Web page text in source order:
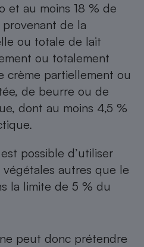
et au moins 18 % de
de la
ou totale de lait
ou totalement
crème partiellement ou
de beurre ou de
dont au moins 4,5 %
possible d’utiliser
végétales autres que le
la limite de 5 % du
peut donc prétendre